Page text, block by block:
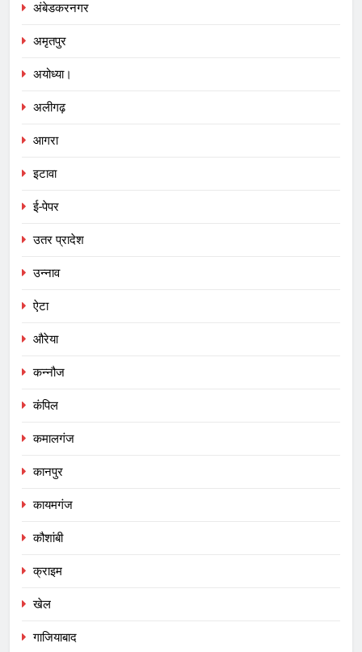
अंबेडकरनगर
अमृतपुर
अयोध्या।
अलीगढ़
आगरा
इटावा
ई-पेपर
उतर प्रादेश
उन्नाव
ऐटा
औरेया
कन्नौज
कंपिल
कमालगंज
कानपुर
कायमगंज
कौशांबी
क्राइम
खेल
गाजियाबाद